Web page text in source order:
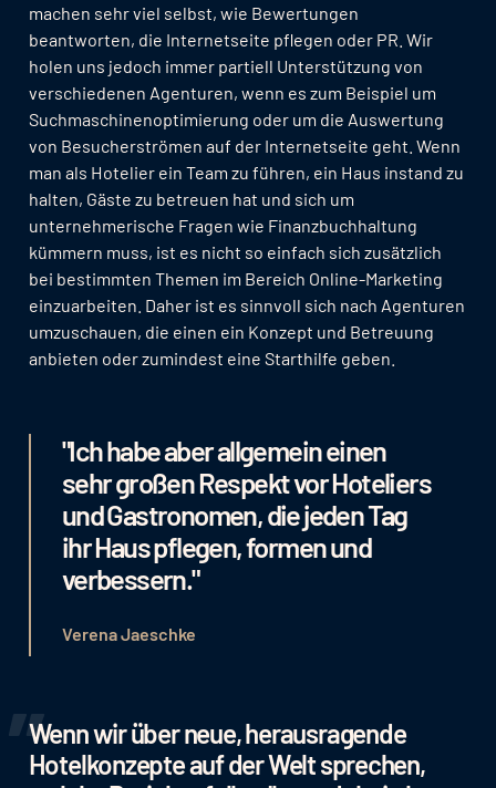
machen sehr viel selbst, wie Bewertungen
beantworten, die Internetseite pflegen oder PR. Wir
holen uns jedoch immer partiell Unterstützung von
verschiedenen Agenturen, wenn es zum Beispiel um
Suchmaschinenoptimierung oder um die Auswertung
von Besucherströmen auf der Internetseite geht. Wenn
man als Hotelier ein Team zu führen, ein Haus instand zu
halten, Gäste zu betreuen hat und sich um
unternehmerische Fragen wie Finanzbuchhaltung
kümmern muss, ist es nicht so einfach sich zusätzlich
bei bestimmten Themen im Bereich Online-Marketing
einzuarbeiten. Daher ist es sinnvoll sich nach Agenturen
umzuschauen, die einen ein Konzept und Betreuung
anbieten oder zumindest eine Starthilfe geben.
"Ich habe aber allgemein einen
sehr großen Respekt vor Hoteliers
und Gastronomen, die jeden Tag
ihr Haus pflegen, formen und
verbessern."
Verena Jaeschke
Wenn wir über neue, herausragende
Hotelkonzepte auf der Welt sprechen,